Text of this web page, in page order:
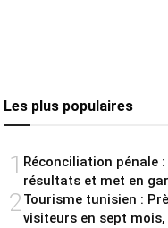
Les plus populaires
1 Réconciliation pénale
résultats et met en
2Tourisme tunisien :
visiteurs en sept